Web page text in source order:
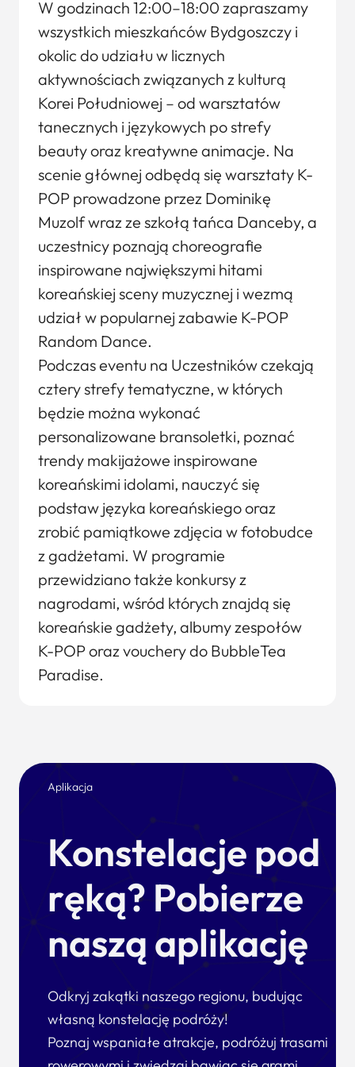
W godzinach 12:00–18:00 zapraszamy
wszystkich mieszkańców Bydgoszczy i
okolic do udziału w licznych
aktywnościach związanych z kulturą
Korei Południowej – od warsztatów
tanecznych i językowych po strefy
beauty oraz kreatywne animacje. Na
scenie głównej odbędą się warsztaty K-
POP prowadzone przez Dominikę
Muzolf wraz ze szkołą tańca Danceby, a
uczestnicy poznają choreografie
inspirowane największymi hitami
koreańskiej sceny muzycznej i wezmą
udział w popularnej zabawie K-POP
Random Dance.
Podczas eventu na Uczestników czekają
cztery strefy tematyczne, w których
będzie można wykonać
personalizowane bransoletki, poznać
trendy makijażowe inspirowane
koreańskimi idolami, nauczyć się
podstaw języka koreańskiego oraz
zrobić pamiątkowe zdjęcia w fotobudce
z gadżetami. W programie
przewidziano także konkursy z
nagrodami, wśród których znajdą się
koreańskie gadżety, albumy zespołów
K-POP oraz vouchery do BubbleTea
Paradise.
Aplikacja
Konstelacje pod
ręką? Pobierze
naszą aplikację
Odkryj zakątki naszego regionu, budując
własną konstelację podróży!
Poznaj wspaniałe atrakcje, podróżuj trasami